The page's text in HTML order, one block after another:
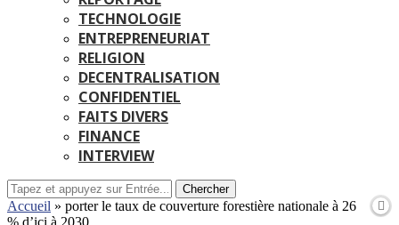
TECHNOLOGIE
ENTREPRENEURIAT
RELIGION
DECENTRALISATION
CONFIDENTIEL
FAITS DIVERS
FINANCE
INTERVIEW
Chercher
Accueil » porter le taux de couverture forestière nationale à 26
% d’ici à 2030